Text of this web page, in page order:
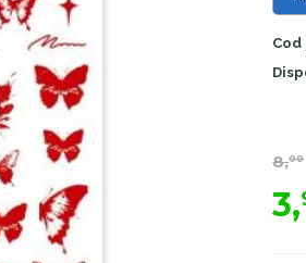
Cod
8,00
3,